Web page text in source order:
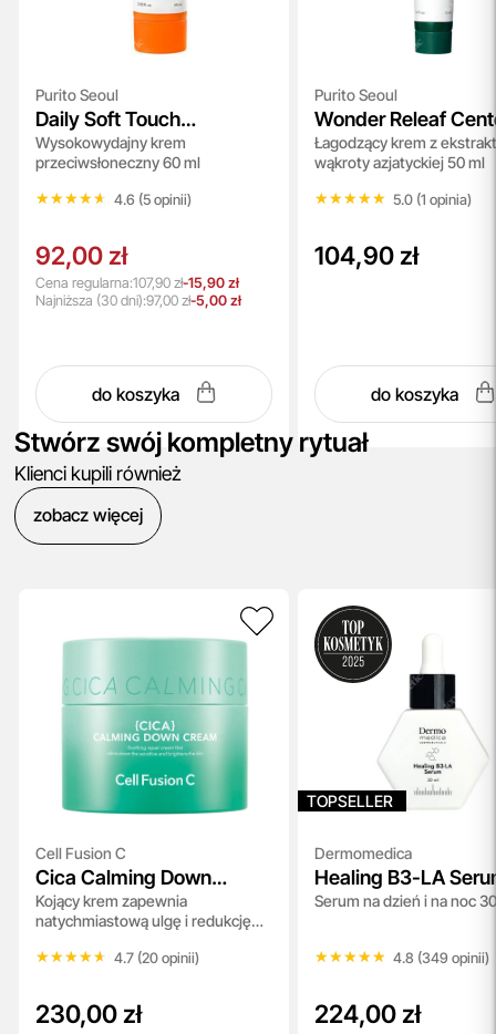
Purito Seoul
Daily Soft Touch
Sunscreen SPF 50+
PA++++
Wysokowydajny krem
przeciwsłoneczny 60 ml
★★★★★
★★★★★ 4.6 (5 opinii)
92,00 zł
Cena regularna:107,90 zł-15,90 zł
Najniższa (30 dni):97,00 zł-5,00 zł
do koszyka
Purito Seoul
Wonder Releaf
Cream
Łagodzący krem z
wąkroty azjatyckiej 50 ml
★★★★★
★★★★★ 5.0 (1 opinia)
104,90 zł
do koszyka
Stwórz swój kompletny rytuał
Klienci kupili również
zobacz więcej
Cell Fusion C
Cica Calming Down
Cream
Kojący krem zapewnia
natychmiastową ulgę i redukcję
★★★★★
★★★★★ 4.7 (20 opinii)
230,00 zł
TOPSELLER
Dermomedica
Healing B3-LA
Serum na dzień i na noc
★★★★★
★★★★★ 4.8 (349 opinii)
224,00 zł